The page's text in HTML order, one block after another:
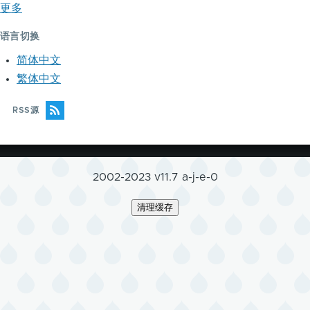
更多
语言切换
简体中文
繁体中文
RSS源
2002-2023 v11.7 a-j-e-0